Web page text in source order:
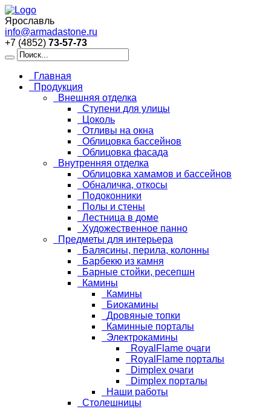
Ярославль
info@armadastone.ru
+7 (4852) 73-57-73
Главная
Продукция
Внешняя отделка
Ступени для улицы
Цоколь
Отливы на окна
Облицовка бассейнов
Облицовка фасада
Внутренняя отделка
Облицовка хамамов и бассейнов
Обналичка, откосы
Подоконники
Полы и стены
Лестница в доме
Художественное панно
Предметы для интерьера
Балясины, перила, колонны
Барбекю из камня
Барные стойки, ресепшн
Камины
Камины
Биокамины
Дровяные топки
Каминные порталы
Электрокамины
RoyalFlame очаги
RoyalFlame порталы
Dimplex очаги
Dimplex порталы
Наши работы
Столешницы